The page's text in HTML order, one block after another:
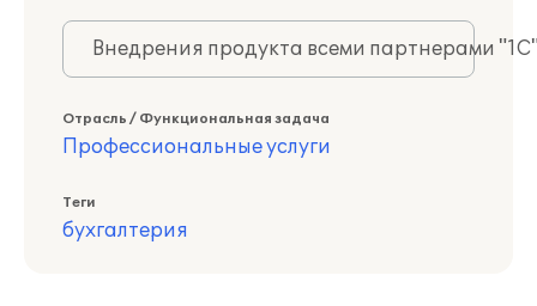
Внедрения продукта всеми партнерами
Отрасль / Функциональная задача
Профессиональные услуги
Теги
бухгалтерия